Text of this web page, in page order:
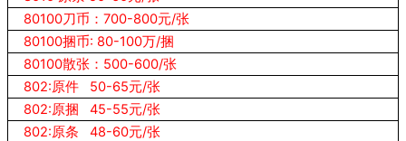
80100刀币：700-800元/张
80100捆币: 80-100万/捆
80100散张：500-600/张
802:原件 50-65元/张
802:原捆 45-55元/张
802:原条 48-60元/张